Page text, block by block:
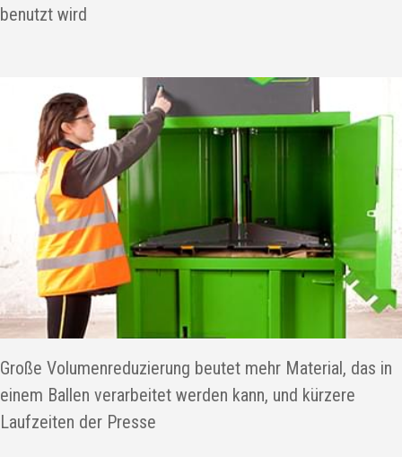
benutzt wird
Große Volumenreduzierung beutet mehr Material, das in
einem Ballen verarbeitet werden kann, und kürzere
Laufzeiten der Presse